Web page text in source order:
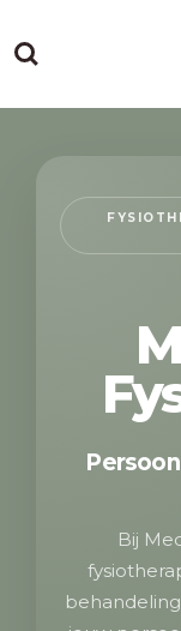
direct
Bij